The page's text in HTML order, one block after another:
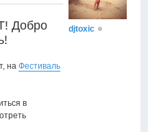
Добро
наФестиваль
в
djtoxic